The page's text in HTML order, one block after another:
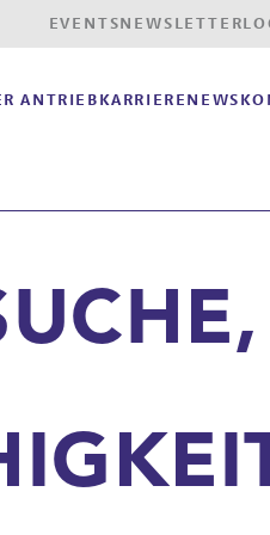
EVENTS NEWSLETTER
ANTRIEB KARRIERE NEWS